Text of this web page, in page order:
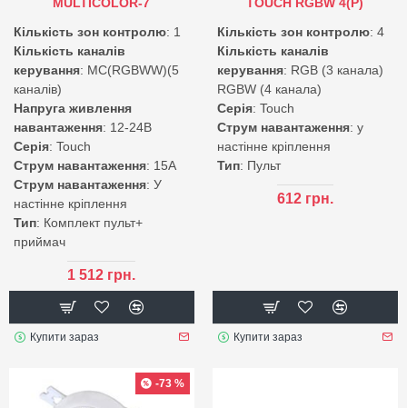
Кількість зон контролю: 1
Кількість каналів
керування: MC(RGBWW)(5
каналів)
Напруга живлення
навантаження: 12-24В
Серія: Touch
Струм навантаження: 15А
Струм навантаження: У
настінне кріплення
Тип: Комплект пульт+
приймач
1 512 грн.
Купити зараз
Кількість зон контролю: 4
Кількість каналів
керування: RGB (3 канала)
RGBW (4 канала)
Серія: Touch
Струм навантаження: у
настінне кріплення
Тип: Пульт
612 грн.
Купити зараз
-73 %